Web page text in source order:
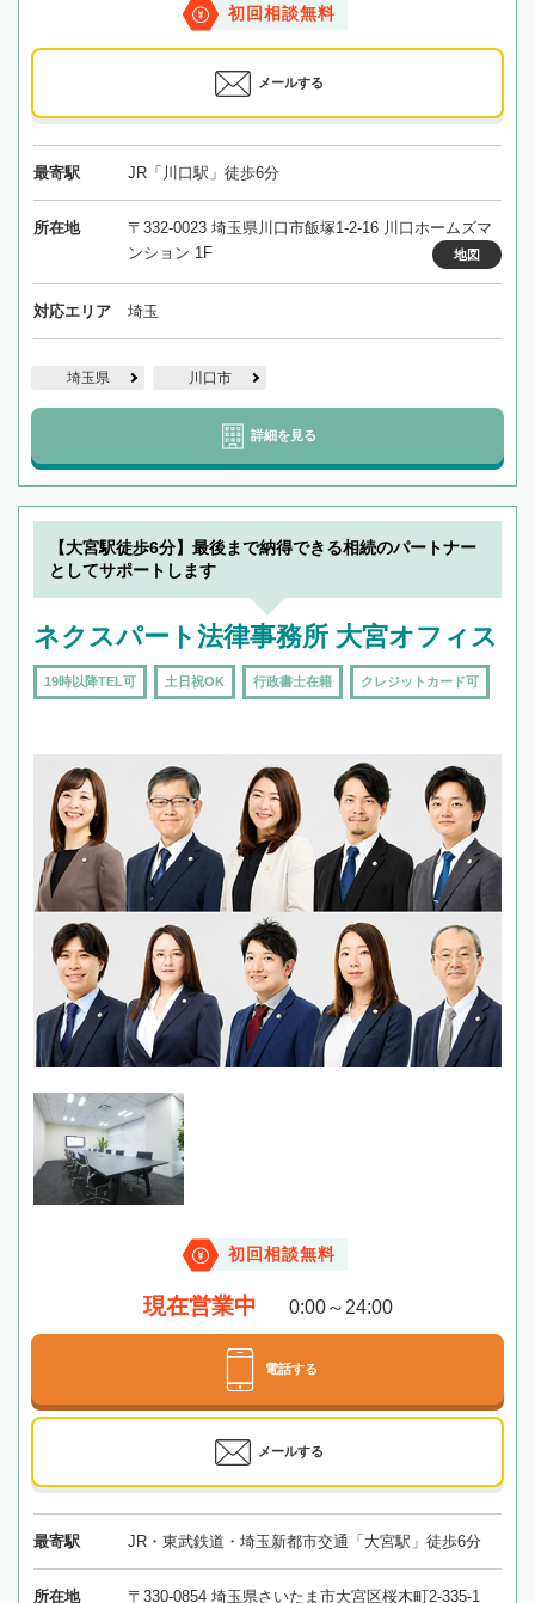
初回相談無料
メールする
最寄駅 JR「川口駅」徒歩6分
所在地
〒332-0023 埼玉県川口市飯塚1-2-16 川口ホームズマ
ンション 1F
地図
対応エリア 埼玉
埼玉県 川口市
詳細を見る
【大宮駅徒歩6分】最後まで納得できる相続のパートナー
としてサポートします
ネクスパート法律事務所 大宮オフィス
19時以降TEL可 土日祝OK 行政書士在籍 クレジットカード可
初回相談無料
現在営業中 0:00～24:00
電話する
メールする
最寄駅 JR・東武鉄道・埼玉新都市交通「大宮駅」徒歩6分
所在地 〒330-0854 埼玉県さいたま市大宮区桜木町2-335-1